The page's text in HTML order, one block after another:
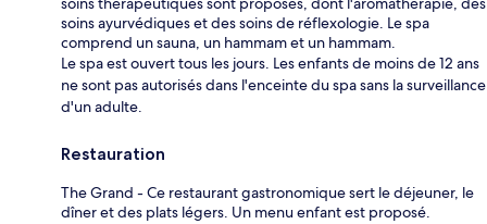
soins ayurvédiques et des soins de réflexologie. Le spa
comprend un sauna, un hammam et un hammam.
Le spa est ouvert tous les jours. Les enfants de moins de 12 ans
ne sont pas autorisés dans l'enceinte du spa sans la surveillance
d'un adulte.
Restauration
The Grand - Ce restaurant gastronomique sert le déjeuner, le
dîner et des plats légers. Un menu enfant est proposé.